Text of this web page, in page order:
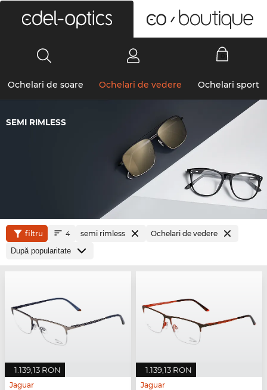
Ochelari de soare Ochelari de vedere Ochelari sport
SEMI RIMLESS
filtru 4 semi rimless Ochelari de vedere
1.139,13 RON
Jaguar
1.139,13 RON
Jaguar